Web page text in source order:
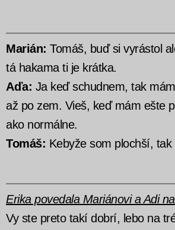
Marián: Tomáš, buď si vyrástol
tá hakama ti je krátka.
Aďa: Ja keď schudnem, tak
až po zem. Vieš, keď mám ešte
ako normálne.
Tomáš: Kebyže som plochší,
Erika povedala Mariánovi a Adi
Vy ste preto takí dobrí, lebo na